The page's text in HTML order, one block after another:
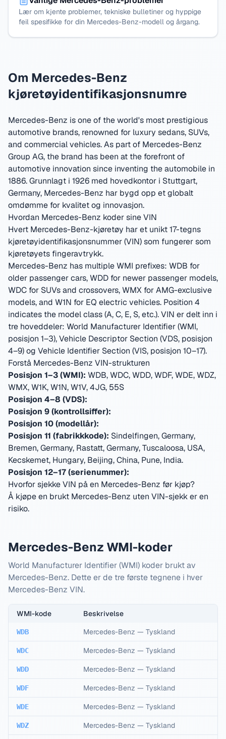
Lær om kjente problemer, tekniske bulletiner og hyppige
feil spesifikke for din Mercedes-Benz-modell og årgang.
Om Mercedes-Benz
kjøretøyidentifikasjonsnumre
Mercedes-Benz is one of the world's most prestigious
automotive brands, renowned for luxury sedans, SUVs,
and commercial vehicles. As part of Mercedes-Benz
Group AG, the brand has been at the forefront of
automotive innovation since inventing the automobile in
1886.Grunnlagt i 1926 med hovedkontor i Stuttgart,
Germany, Mercedes-Benz har bygd opp et globalt
omdømme for kvalitet og innovasjon.
Hvordan Mercedes-Benz koder sine VIN
Hvert Mercedes-Benz-kjøretøy har et unikt 17-tegns
kjøretøyidentifikasjonsnummer (VIN) som fungerer som
kjøretøyets fingeravtrykk.
Mercedes-Benz has multiple WMI prefixes: WDB for
older passenger cars, WDD for newer passenger models,
WDC for SUVs and crossovers, WMX for AMG-exclusive
models, and W1N for EQ electric vehicles. Position 4
indicates the model class (A, C, E, S, etc.).VIN er delt inn i
tre hoveddeler: World Manufacturer Identifier (WMI,
posisjon 1–3), Vehicle Descriptor Section (VDS, posisjon
4–9) og Vehicle Identifier Section (VIS, posisjon 10–17).
Forstå Mercedes-Benz VIN-strukturen
Posisjon 1–3 (WMI): WDB, WDC, WDD, WDF, WDE, WDZ,
WMX, W1K, W1N, W1V, 4JG, 55S
Posisjon 4–8 (VDS):
Posisjon 9 (kontrollsiffer):
Posisjon 10 (modellår):
Posisjon 11 (fabrikkkode): Sindelfingen, Germany,
Bremen, Germany, Rastatt, Germany, Tuscaloosa, USA,
Kecskemet, Hungary, Beijing, China, Pune, India.
Posisjon 12–17 (serienummer):
Hvorfor sjekke VIN på en Mercedes-Benz før kjøp?
Å kjøpe en brukt Mercedes-Benz uten VIN-sjekk er en
risiko.
Mercedes-Benz WMI-koder
World Manufacturer Identifier (WMI) koder brukt av
Mercedes-Benz. Dette er de tre første tegnene i hver
Mercedes-Benz VIN.
WMI-kode Beskrivelse
WDB Mercedes-Benz — Tyskland
WDC Mercedes-Benz — Tyskland
WDD Mercedes-Benz — Tyskland
WDF Mercedes-Benz — Tyskland
WDE Mercedes-Benz — Tyskland
WDZ Mercedes-Benz — Tyskland